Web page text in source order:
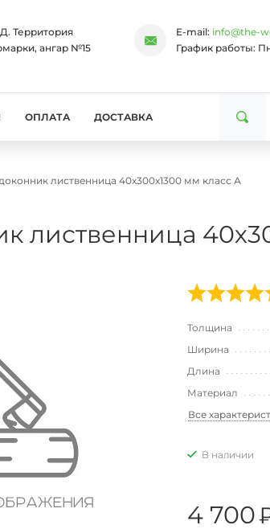
Территория
ангар №15
E-mail: info@the-
График работы:
ОПЛАТА ДОСТАВКА
лиственница 40х300х1300 мм класс А
лиственница
Толщина
Ширина
Длина
Материал
Все
В наличии
4 700